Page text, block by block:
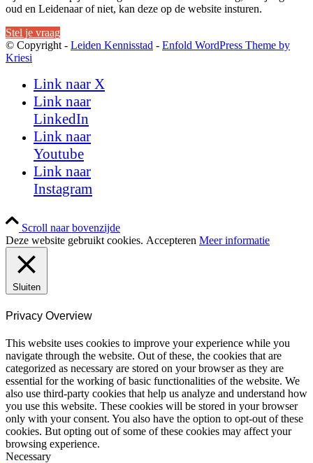
oud en Leidenaar of niet, kan deze op de website insturen.
Stel je vraag
© Copyright - Leiden Kennisstad - Enfold WordPress Theme by
Kriesi
Link naar X
Link naar
LinkedIn
Link naar
Youtube
Link naar
Instagram
Scroll naar bovenzijde
Deze website gebruikt cookies. Accepteren Meer informatie
Sluiten
Privacy Overview
This website uses cookies to improve your experience while you
navigate through the website. Out of these, the cookies that are
categorized as necessary are stored on your browser as they are
essential for the working of basic functionalities of the website. We
also use third-party cookies that help us analyze and understand how
you use this website. These cookies will be stored in your browser
only with your consent. You also have the option to opt-out of these
cookies. But opting out of some of these cookies may affect your
browsing experience.
Necessary